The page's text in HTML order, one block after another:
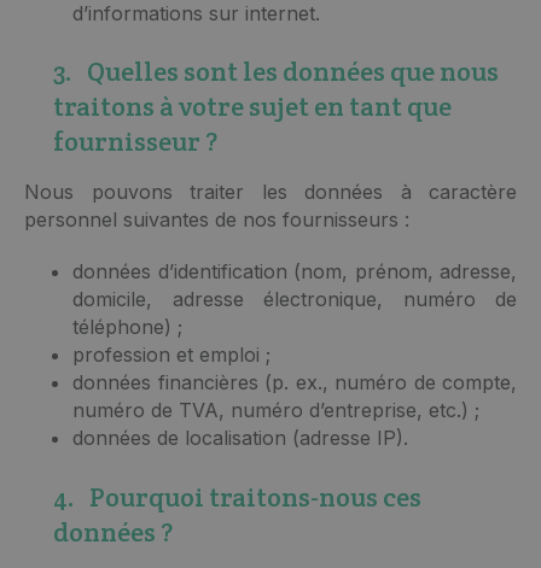
d’informations sur internet.
3. Quelles sont les données que nous
traitons à votre sujet en tant que
fournisseur ?
Nous pouvons traiter les données à caractère
personnel suivantes de nos fournisseurs :
données d’identification (nom, prénom, adresse,
domicile, adresse électronique, numéro de
téléphone) ;
profession et emploi ;
données financières (p. ex., numéro de compte,
numéro de TVA, numéro d’entreprise, etc.) ;
données de localisation (adresse IP).
4. Pourquoi traitons-nous ces
données ?